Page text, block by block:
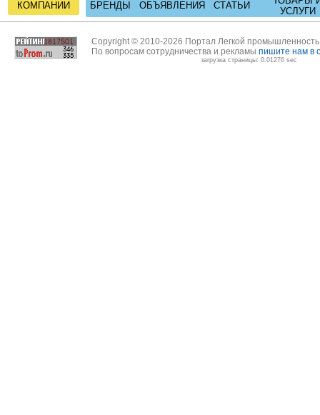
КОМПАНИИ БРЕНДЫ ОБЪЯВЛЕНИЯ СТАТЬИ
УСЛУГИ
Copyright © 2010-2026 Портал Легкой
По вопросам сотрудничества и рекламы пишите нам в
загрузка страницы: 0.01276 sec